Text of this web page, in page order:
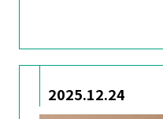
2025.12.24